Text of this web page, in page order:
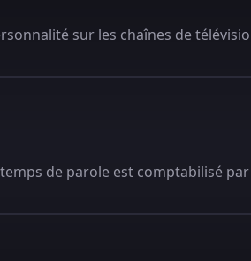
sur les chaînes de
de parole est comptabilisé par